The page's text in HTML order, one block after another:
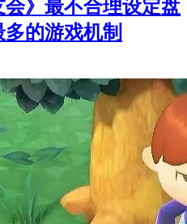
会》最不合理设定盘
的游戏机制